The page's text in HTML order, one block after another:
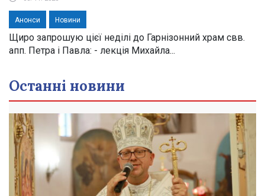
Анонси Новини
Щиро запрошую цієї неділі до Гарнізонний храм свв.
апп. Петра і Павла: - лекція Михайла...
Останні новини